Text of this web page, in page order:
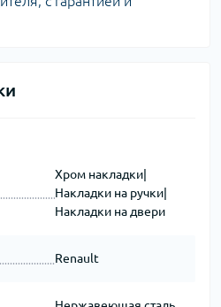
Хром накладки|
Накладки на ручки|
Накладки на двери
Renault